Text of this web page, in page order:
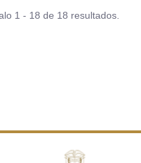
1 - 18 de 18 resultados.